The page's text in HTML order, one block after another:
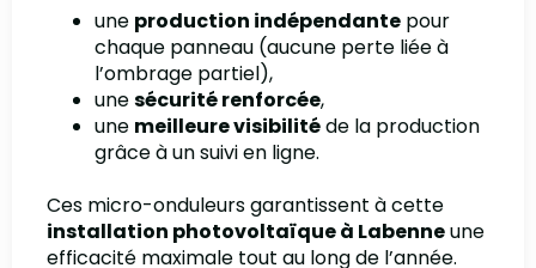
une production indépendantepour
chaque panneau (aucune perte liée à
l’ombrage partiel),
unesécurité renforcée,
une meilleure visibilitéde la production
grâce à un suivi en ligne.
Ces micro-onduleurs garantissent à cette
installation photovoltaïque à Labenneune
efficacité maximale tout au long de l’année.